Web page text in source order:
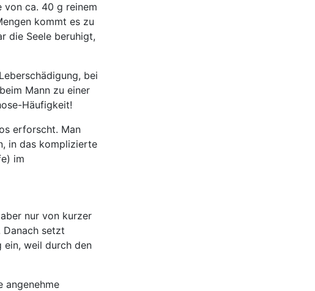
von ca. 40 g reinem
kommt es zu
die Seele beruhigt,
bei
Mann zu einer
Häufigkeit!
erforscht. Man
in das komplizierte
im
nur von kurzer
Danach setzt
ein, weil durch den
angenehme